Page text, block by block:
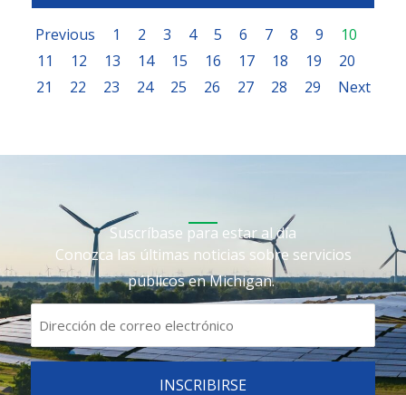
Previous 1 2 3 4 5 6 7 8 9
10
11
12 13 14 15 16 17 18 19
20
21
22 23 24 25 26 27 28 29 Next
Suscríbase para estar al día
Conozca las últimas noticias sobre servicios
públicos en Michigan.